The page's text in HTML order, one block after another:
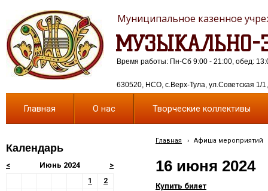
МУЗЫКАЛЬНО-
Муниципальное казенное
630520, НСО, с.Верх-Тула, ул.Советская 1/
Время работы: Пн-Сб 9:00 - 21:00, обед:
Главная О нас Творческие коллективы
Календарь
< >
Июнь 2024
1
2
Главная › Афиша мероприятий
16 июня 2024
Купить билет